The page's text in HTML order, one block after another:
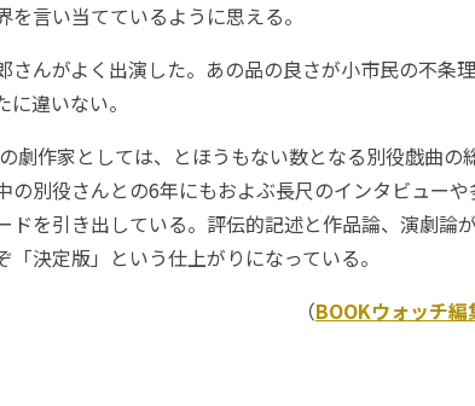
言い当てているように思える。
んがよく出演した。あの品の良さが小市民の不条
違いない。
劇作家としては、とほうもない数となる別役戯曲の
の別役さんとの6年にもおよぶ長尺のインタビューや
ドを引き出している。評伝的記述と作品論、演劇論
「決定版」という仕上がりになっている。
（BOOKウォッチ編